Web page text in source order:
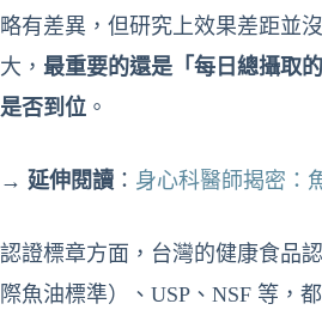
略有差異，但研究上效果差距並
大， 最重要的還是「每日總攝取
是否到位 。
→ 延伸閱讀 ： 身心科醫師揭密：
認證標章方面，台灣的健康食品
際魚油標準）、USP、NSF 等，